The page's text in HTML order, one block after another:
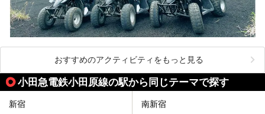
おすすめのアクティビティをもっと見る
小田急電鉄小田原線の駅から同じテーマで探す
新宿 南新宿